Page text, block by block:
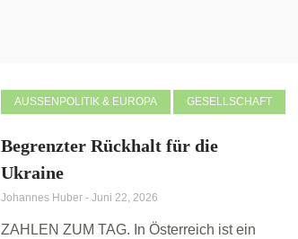
AUSSENPOLITIK & EUROPA GESELLSCHAFT
Begrenzter Rückhalt für die
Ukraine
Johannes Huber - Juni 22, 2026
ZAHLEN ZUM TAG. In Österreich ist ein